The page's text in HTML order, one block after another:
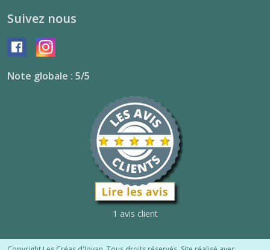
Suivez nous
Note globale : 5/5
1 avis client